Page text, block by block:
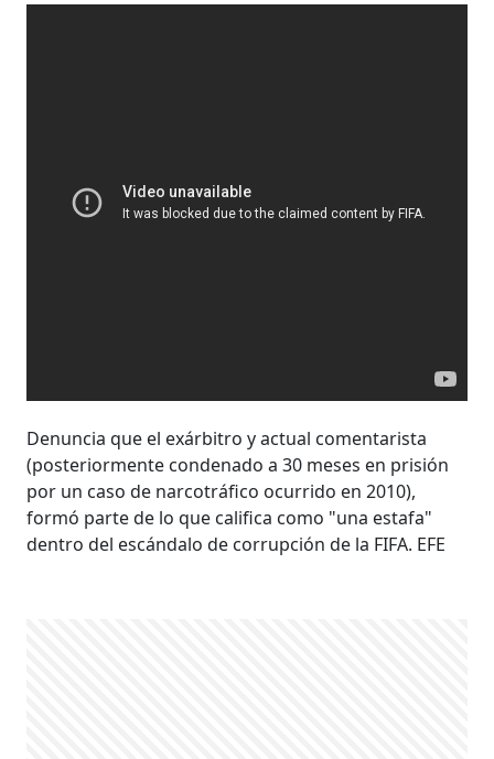
Denuncia que el exárbitro y actual comentarista
(posteriormente condenado a 30 meses en prisión
por un caso de narcotráfico ocurrido en 2010),
formó parte de lo que califica como "una estafa"
dentro del escándalo de corrupción de la FIFA. EFE